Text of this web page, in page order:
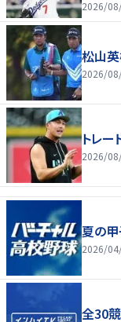
2026/
松山英
2026/
トレ
2026/
夏の甲
2026/
全30